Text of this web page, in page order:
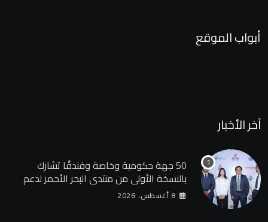
أبواب الموقع
آخر الأخبار
50 جهة حكومية وخاصة وفندقًا تشارك
بالنسخة الأولى من منتدى البحر الأحمر لدعم
الطاقة النظيفة والسياحة المستدامة
8 أغسطس، 2026